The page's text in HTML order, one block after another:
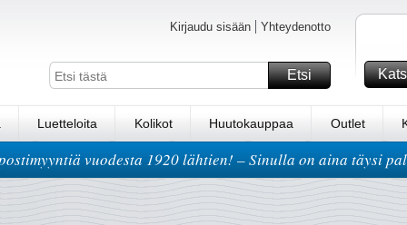
Kirjaudu sisään Yhteydenotto
Etsi
Luetteloita Kolikot Huutokauppaa Outlet
vuodesta 1920 lähtien! – Sinulla on aina täysi